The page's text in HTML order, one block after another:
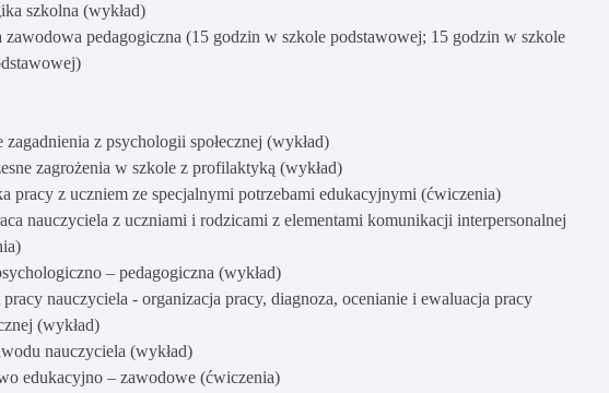
szkolna (wykład)
zawodowa pedagogiczna (15 godzin w szkole podstawowej; 15 godzin w szkole
zagadnienia z psychologii społecznej (wykład)
zagrożenia w szkole z profilaktyką (wykład)
pracy z uczniem ze specjalnymi potrzebami edukacyjnymi (ćwiczenia)
nauczyciela z uczniami i rodzicami z elementami komunikacji interpersonalnej
– pedagogiczna (wykład)
pracy nauczyciela - organizacja pracy, diagnoza, ocenianie i ewaluacja pracy
(wykład)
nauczyciela (wykład)
edukacyjno – zawodowe (ćwiczenia)